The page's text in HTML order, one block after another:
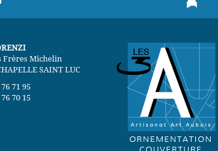
Frères Michelin
SAINT LUC
71 95
70 15